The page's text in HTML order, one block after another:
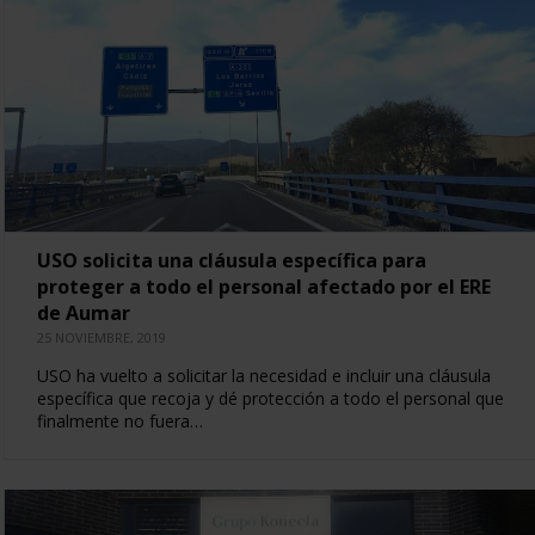
USO solicita una cláusula específica para
proteger a todo el personal afectado por el ERE
de Aumar
25 NOVIEMBRE, 2019
USO ha vuelto a solicitar la necesidad e incluir una cláusula
específica que recoja y dé protección a todo el personal que
finalmente no fuera…